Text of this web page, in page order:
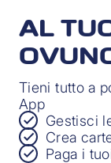
AL
Tieni tutto a
App
Gestisci
Crea
Paga i